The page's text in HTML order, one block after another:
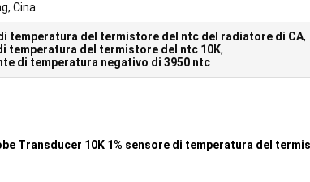
Cina
temperatura del termistore del ntc del radiatore di CA,
temperatura del termistore del ntc 10K,
di temperatura negativo di 3950 ntc
Transducer 10K 1% sensore di temperatura del